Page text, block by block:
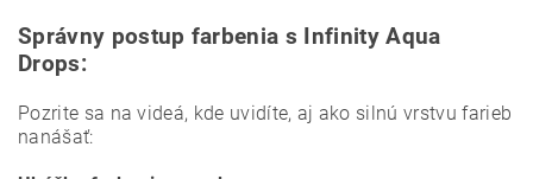
Správny postup farbenia s Infinity Aqua
Drops:
Pozrite sa na videá, kde uvidíte, aj ako silnú vrstvu farieb
nanášať: